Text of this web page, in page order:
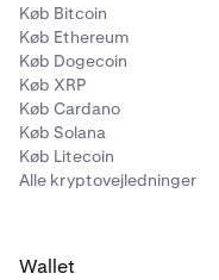
Køb Bitcoin
Køb Ethereum
Køb Dogecoin
Køb XRP
Køb Cardano
Køb Solana
Køb Litecoin
Alle kryptovejledninger
Wallet